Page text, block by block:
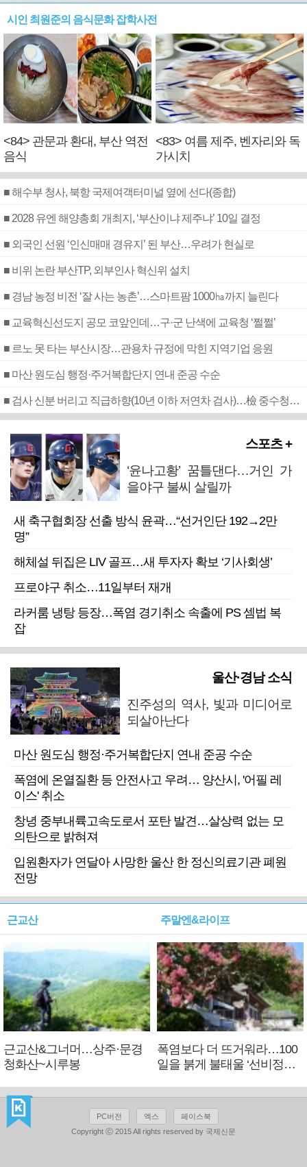
시인 최원준의 음식문화 잡학사전
<84> 관문과 환대, 부산 역전
음식
<83> 여름 제주, 벤자리와 독
가시치
■ 해수부 청사, 북항 국제여객터미널 옆에 선다(종합)
■ 2028 유엔 해양총회 개최지, ‘부산이냐 제주냐’ 10일 결정
■ 외국인 선원 ‘인신매매 경유지’ 된 부산…우려가 현실로
■ 비위 논란 부산TP, 외부인사 혁신위 설치
■ 경남 농정 비전 ‘잘 사는 농촌’…스마트팜 1000㏊까지 늘린다
■ 교육혁신선도지 공모 코앞인데…구·군 난색에 교육청 ‘쩔쩔’
■ 르노 못 타는 부산시장…관용차 규정에 막힌 지역기업 응원
■ 마산 원도심 행정·주거복합단지 연내 준공 수순
■ 검사 신분 버리고 직급하향(10년 이하 저연차 검사)…檢 중수청행 기피
스포츠 +
‘윤나고황’ 꿈틀댄다…거인 가
을야구 불씨 살릴까
새 축구협회장 선출 방식 윤곽…“선거인단 192→2만
명”
해체설 뒤집은 LIV 골프…새 투자자 확보 ‘기사회생’
프로야구 취소…11일부터 재개
라커룸 냉탕 등장…폭염 경기취소 속출에 PS 셈법 복
잡
울산·경남 소식
진주성의 역사, 빛과 미디어로
되살아난다
마산 원도심 행정·주거복합단지 연내 준공 수순
폭염에 온열질환 등 안전사고 우려… 양산시, '어필 레
이스' 취소
창녕 중부내륙고속도로서 포탄 발견…살상력 없는 모
의탄으로 밝혀져
입원환자가 연달아 사망한 울산 한 정신의료기관 폐원
전망
근교산
근교산&그너머…상주·문경
청화산~시루봉
주말엔&라이프
폭염보다 더 뜨거워라…100
일을 붉게 불태울 ‘선비정신’
PC버전 엑스
페이스북
Copyright ⓒ 2015 All rights reserved by 국제신문